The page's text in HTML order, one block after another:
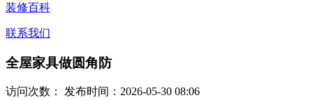
装修百科
联系我们
全屋家具做圆角防
访问次数： 发布时间：2026-05-30 08:06